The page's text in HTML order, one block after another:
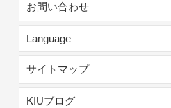
お問い合わせ
Language
サイトマップ
KIUブログ